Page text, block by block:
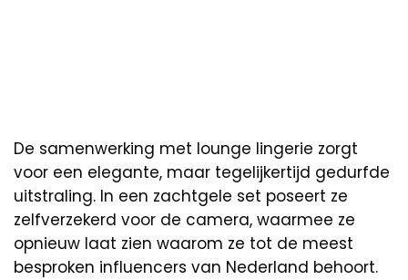
De samenwerking met lounge lingerie zorgt
voor een elegante, maar tegelijkertijd gedurfde
uitstraling. In een zachtgele set poseert ze
zelfverzekerd voor de camera, waarmee ze
opnieuw laat zien waarom ze tot de meest
besproken influencers van Nederland behoort.